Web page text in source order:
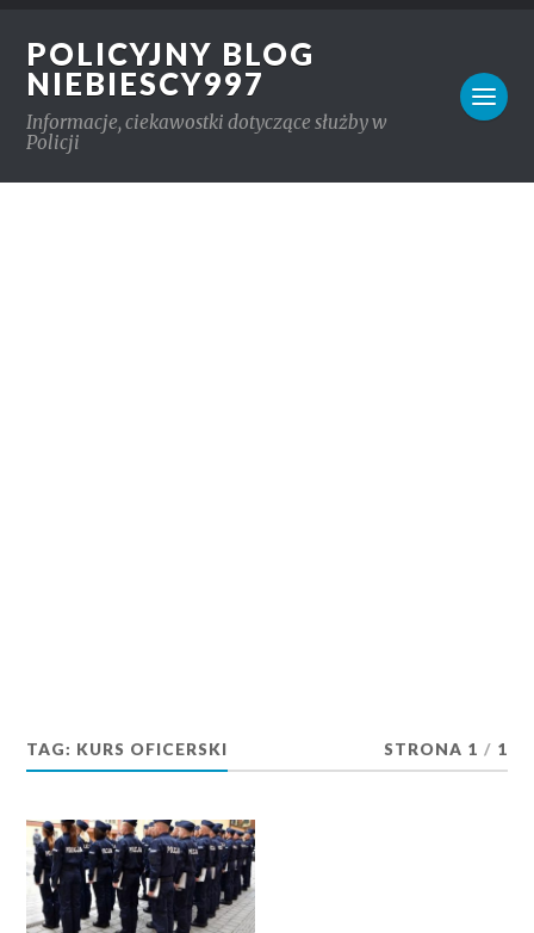
POLICYJNY BLOG
NIEBIESCY997
Informacje, ciekawostki dotyczące służby w
Policji
TAG: KURS OFICERSKI STRONA 1 / 1